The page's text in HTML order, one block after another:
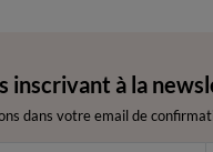
inscrivant à la
dans votre email de